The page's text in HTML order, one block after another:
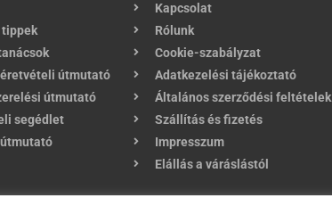
tippek
útmutató
útmutató
segédlet
Kapcsolat
Rólunk
Cookie-szabályzat
Adatkezelési tájékoztató
Általános szerződési feltételek
Szállítás és fizetés
Impresszum
Elállás a váráslástól